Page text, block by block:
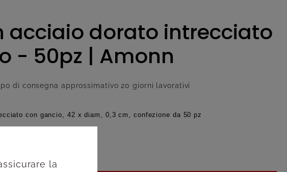
acciaio dorato intrecciato
- 50pz | Amonn
di consegna approssimativo 20 giorni lavorativi
con gancio, 42 x diam, 0,3 cm, confezione da 50 pz
la